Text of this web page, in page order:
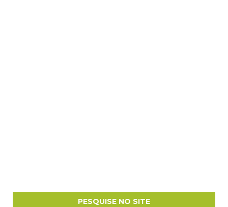
PESQUISE NO SITE